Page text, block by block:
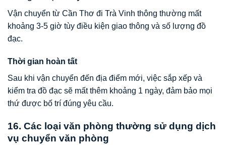
Vận chuyển từ Cần Thơ đi Trà Vinh thông thường mất
khoảng 3-5 giờ tùy điều kiện giao thông và số lượng đồ
đạc.
Thời gian hoàn tất
Sau khi vận chuyển đến địa điểm mới, việc sắp xếp và
kiểm tra đồ đạc sẽ mất thêm khoảng 1 ngày, đảm bảo mọi
thứ được bố trí đúng yêu cầu.
16. Các loại văn phòng thường sử dụng dịch
vụ chuyển văn phòng